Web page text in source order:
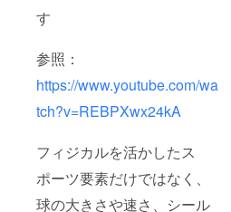
す
参照：
https://www.youtube.com/wa
tch?v=REBPXwx24kA
フィジカルを活かしたス
ポーツ要素だけではなく、
球の大きさや速さ、シール